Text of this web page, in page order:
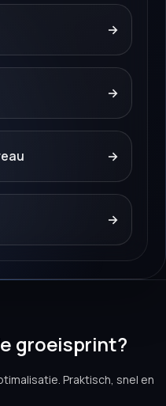
→
→
→
→
groeisprint?
Praktisch, snel en